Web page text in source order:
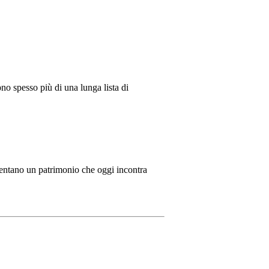
spesso più di una lunga lista di
un patrimonio che oggi incontra